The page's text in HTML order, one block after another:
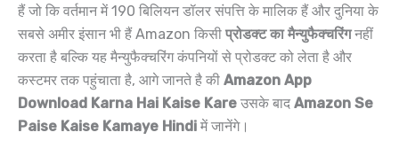
हैं जो कि वर्तमान में 190 बिलियन डॉलर संपत्ति के मालिक हैं और दुनिया के
सबसे अमीर इंसान भी हैं Amazon किसी प्रोडक्ट का मैन्युफैक्चरिंगनहीं
करता है बल्कि यह मैन्युफैक्चरिंग कंपनियों से प्रोडक्ट को लेता है और
कस्टमर तक पहुंचाता है, आगे जानते है की Amazon App
Download Karna Hai Kaise Kare उसके बाद Amazon Se
Paise Kaise Kamaye Hindi में जानेंगे।